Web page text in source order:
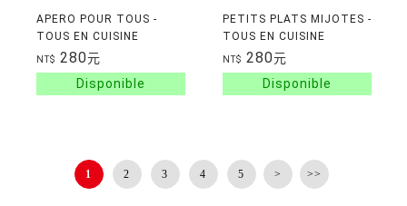
APERO POUR TOUS -
TOUS EN CUISINE
NT$ 280元
PETITS PLATS MIJOTES -
TOUS EN CUISINE
NT$ 280元
1 2 3 4 5 > >>